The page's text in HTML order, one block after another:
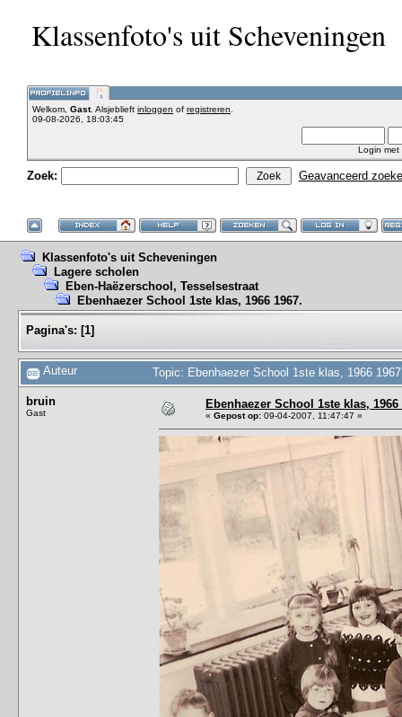
Klassenfoto's uit Scheveningen
Welkom, Gast. Alsjeblieft inloggen of registreren
09-08-2026, 18:03:45
Login met
Zoek: Geavanceerd
Klassenfoto's uit Scheveningen
Lagere scholen
Eben-Haëzerschool, Tesselsestraat
Ebenhaezer School 1ste klas, 1966 1967.
Pagina's: [1]
Auteur Topic: Ebenhaezer School 1ste klas, 1966
bruin
Gast
Ebenhaezer School 1ste klas, 1966
« Gepost op: 09-04-2007, 11:47:47 »